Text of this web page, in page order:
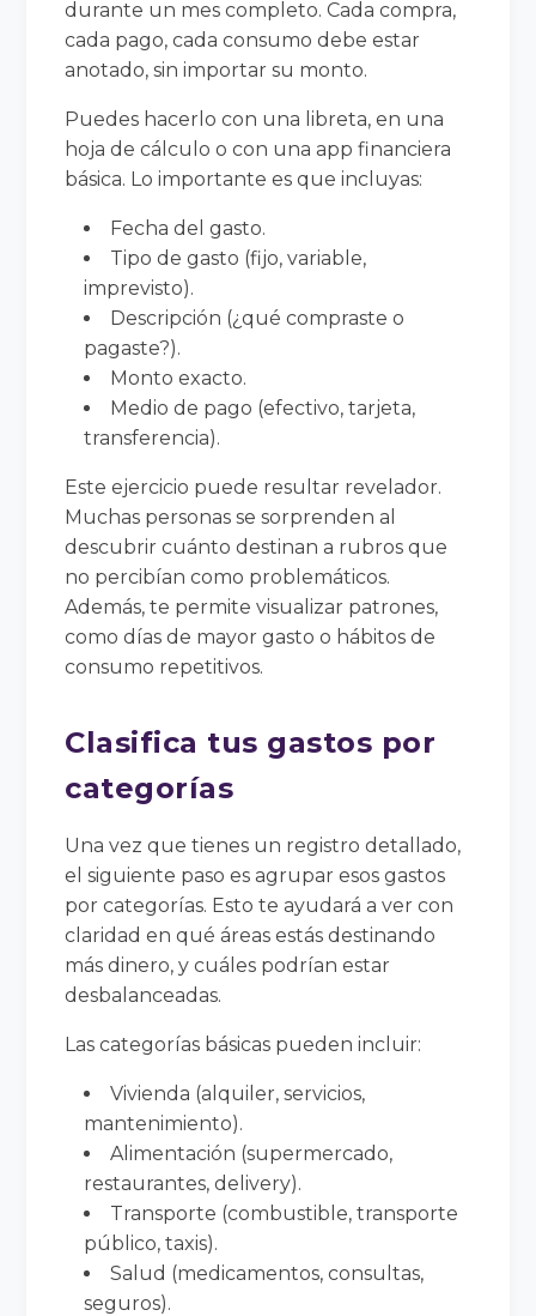
durante un mes completo. Cada compra,
cada pago, cada consumo debe estar
anotado, sin importar su monto.
Puedes hacerlo con una libreta, en una
hoja de cálculo o con una app financiera
básica. Lo importante es que incluyas:
Fecha del gasto.
Tipo de gasto (fijo, variable,
imprevisto).
Descripción (¿qué compraste o
pagaste?).
Monto exacto.
Medio de pago (efectivo, tarjeta,
transferencia).
Este ejercicio puede resultar revelador.
Muchas personas se sorprenden al
descubrir cuánto destinan a rubros que
no percibían como problemáticos.
Además, te permite visualizar patrones,
como días de mayor gasto o hábitos de
consumo repetitivos.
Clasifica tus gastos por
categorías
Una vez que tienes un registro detallado,
el siguiente paso es agrupar esos gastos
por categorías. Esto te ayudará a ver con
claridad en qué áreas estás destinando
más dinero, y cuáles podrían estar
desbalanceadas.
Las categorías básicas pueden incluir:
Vivienda (alquiler, servicios,
mantenimiento).
Alimentación (supermercado,
restaurantes, delivery).
Transporte (combustible, transporte
público, taxis).
Salud (medicamentos, consultas,
seguros).